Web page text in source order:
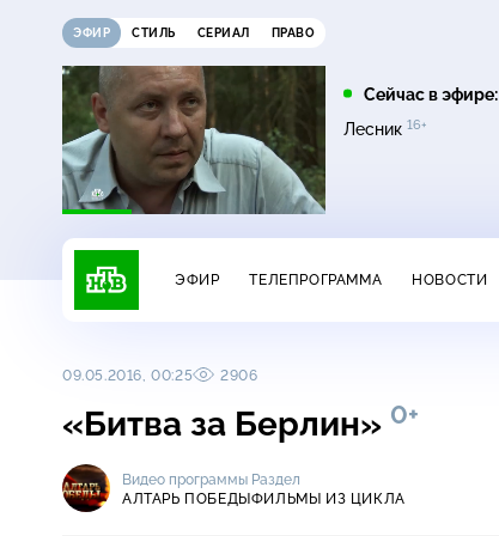
ЭФИР СТИЛЬ СЕРИАЛ ПРАВО
Сейчас в эфире:
Лесник 16+
21:15
Сегодня
21:30
Неизвестная Россия
ЭФИР ТЕЛЕПРОГРАММА НОВОСТИ
09.05.2016, 00:25 2906
«Битва за Берлин» 0+
Видео программы
АЛТАРЬ ПОБЕДЫ
Раздел
ФИЛЬМЫ ИЗ ЦИКЛА